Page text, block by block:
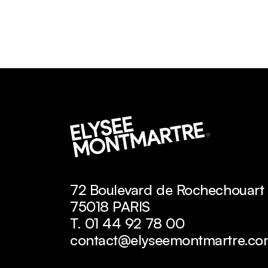
72 Boulevard de Rochechouart
75018 PARIS
T. 01 44 92 78 00